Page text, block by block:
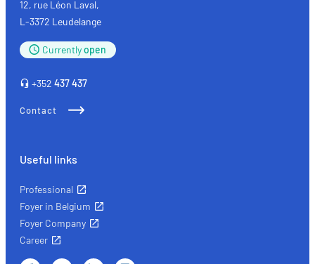
12, rue Léon Laval,
L-3372 Leudelange
Currentlyopen
+352 437 437
Contact
Useful links
Professional
Foyer in Belgium
Foyer Company
Career